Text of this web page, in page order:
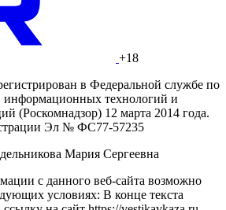
+18
в Федеральной службе по
информационных технологий и
(Роскомнадзор) 12 марта 2014 года.
Эл № ФС77-57235
Мария Сергеевна
с данного веб-сайта возможно
условиях: В конце текста